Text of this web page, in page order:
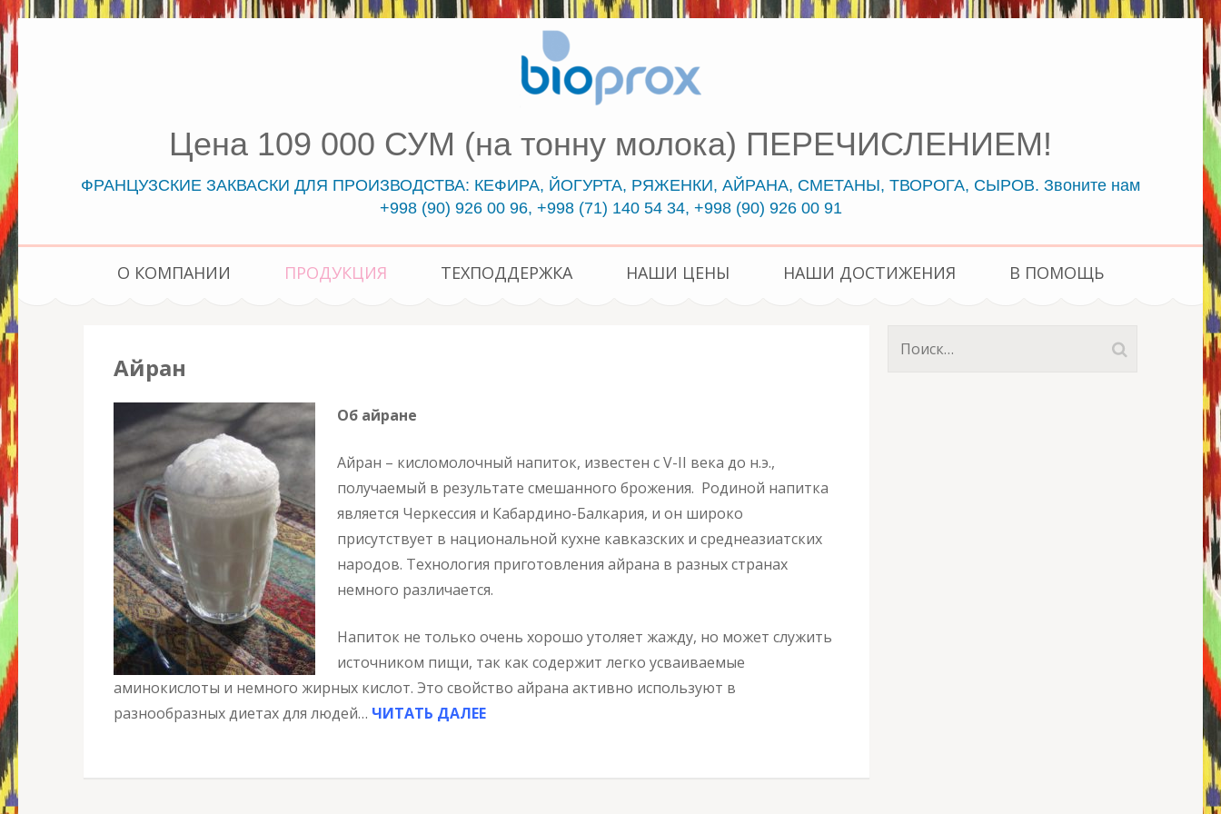
Цена 109 000 СУМ (на тонну молока) ПЕРЕЧИСЛЕНИЕМ!
ФРАНЦУЗСКИЕ ЗАКВАСКИ ДЛЯ ПРОИЗВОДСТВА: КЕФИРА, ЙОГУРТА, РЯЖЕНКИ, АЙРАНА, СМЕТАНЫ, ТВОРОГА, СЫРОВ. Звоните нам
+998 (90) 926 00 96, +998 (71) 140 54 34, +998 (90) 926 00 91
О КОМПАНИИ ПРОДУКЦИЯ ТЕХПОДДЕРЖКА НАШИ ЦЕНЫ НАШИ ДОСТИЖЕНИЯ В ПОМОЩЬ
Айран
Об айране
Айран – кисломолочный напиток, известен с V-II века до н.э.,
получаемый в результате смешанного брожения. Родиной напитка
является Черкессия и Кабардино-Балкария, и он широко
присутствует в национальной кухне кавказских и среднеазиатских
народов. Технология приготовления айрана в разных странах
немного различается.
Напиток не только очень хорошо утоляет жажду, но может служить
источником пищи, так как содержит легко усваиваемые
аминокислоты и немного жирных кислот. Это свойство айрана активно используют в
разнообразных диетах для людей… ЧИТАТЬ ДАЛЕЕ
Найти: